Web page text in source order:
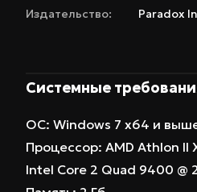
помогут вам встретить
способы развития и все,
вообразить.
расами посредством
дипломатии. Дипломатия
камень сбалансированной
Издательство:
Paradox
Системные
ОС: Windows 7 x64 и
Процессор: AMD Athlon II
Intel Core 2 Quad 9400 @